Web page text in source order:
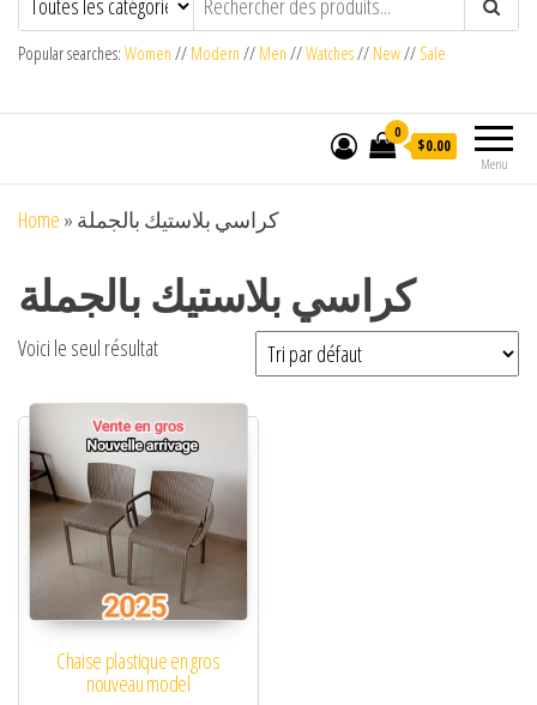
Popular searches: Women // Modern // Men //Watches// New// Sale
Menu
0
$0.00
Home » كراسي بلاستيك بالجملة
كراسي بلاستيك بالجملة
Voici le seul résultat
Chaise plastique en gros
nouveau model